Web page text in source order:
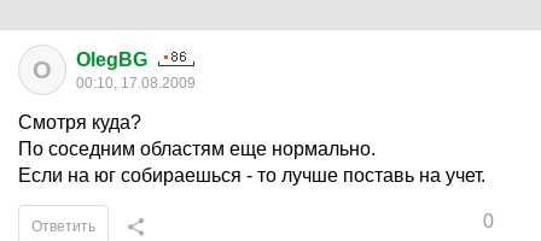
O OlegBG
00:10, 17.08.2009
Смотря куда?
По соседним областям еще нормально.
Если на юг собираешься - то лучше поставь на учет.
0
Ответить